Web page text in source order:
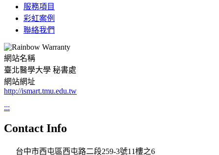
服務項目
彩虹案例
聯絡我們
網站名稱
臺北醫學大學 秘書處
網站網址
http://ismart.tmu.edu.tw
:::
Contact Info
台中市西屯區西屯路二段259-3號11樓之6